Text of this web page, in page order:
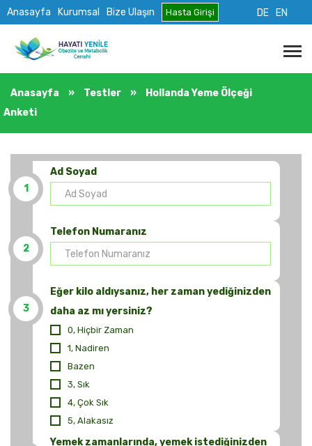
Anasayfa Kurumsal Bize Ulaşın Hasta Girişi DE EN
Anasayfa » Testler »
Hollanda Yeme Ölçeği
Anketi
1
Ad Soyad
2
Telefon Numaranız
3
Eğer kilo aldıysanız, her zaman yediğinizden
daha az mı yersiniz?
0, Hiçbir Zaman
1, Nadiren
Bazen
3, Sık
4, Çok Sık
5, Alakasız
Yemek zamanlarında, yemek istediğinizden